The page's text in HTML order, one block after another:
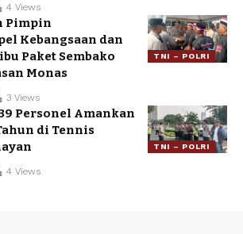
4 Views
TNI – POLRI
Pimpin
Kebangsaan dan
Paket Sembako
Monas
3 Views
TNI – POLRI
Personel Amankan
di Tennis
4 Views